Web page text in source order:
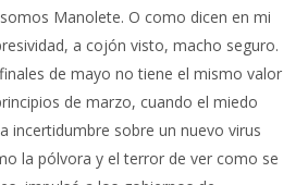
Manolete. O como dicen en mi
a cojón visto, macho seguro.
de mayo no tiene el mismo valor
de marzo, cuando el miedo
incertidumbre sobre un nuevo virus
la pólvora y el terror de ver como se